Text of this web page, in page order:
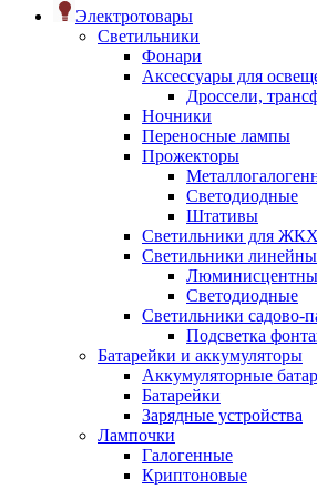
Электротовары
Светильники
Фонари
Аксессуары для
Дроссели,
Ночники
Переносные лампы
Прожекторы
Светодиодные
Штативы
Светильники для
Светильники
Светодиодные
Светильники садово-
Подсветка
Батарейки и аккумуляторы
Аккумуляторные
Батарейки
Зарядные устройства
Лампочки
Галогенные
Криптоновые